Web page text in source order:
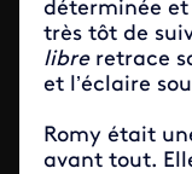
déterminée
très tôt de
libreretrace
et l’éclaire
Romy était
avant tout.